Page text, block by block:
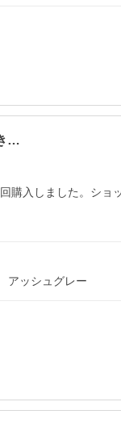
…
購入しました。シ
ッシュグレー